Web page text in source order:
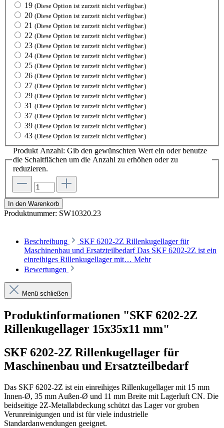
19 (Diese Option ist zurzeit nicht verfügbar.)
20 (Diese Option ist zurzeit nicht verfügbar.)
21 (Diese Option ist zurzeit nicht verfügbar.)
22 (Diese Option ist zurzeit nicht verfügbar.)
23 (Diese Option ist zurzeit nicht verfügbar.)
24 (Diese Option ist zurzeit nicht verfügbar.)
25 (Diese Option ist zurzeit nicht verfügbar.)
26 (Diese Option ist zurzeit nicht verfügbar.)
27 (Diese Option ist zurzeit nicht verfügbar.)
29 (Diese Option ist zurzeit nicht verfügbar.)
31 (Diese Option ist zurzeit nicht verfügbar.)
37 (Diese Option ist zurzeit nicht verfügbar.)
39 (Diese Option ist zurzeit nicht verfügbar.)
43 (Diese Option ist zurzeit nicht verfügbar.)
Produkt Anzahl: Gib den gewünschten Wert ein oder benutze
die Schaltflächen um die Anzahl zu erhöhen oder zu
reduzieren.
In den Warenkorb
Produktnummer: SW10320.23
Beschreibung
SKF 6202-2Z Rillenkugellager für
Maschinenbau und Ersatzteilbedarf Das SKF 6202-2Z ist ein
einreihiges Rillenkugellager mit… Mehr
Bewertungen
Menü schließen
Produktinformationen "SKF 6202-2Z
Rillenkugellager 15x35x11 mm"
SKF 6202-2Z Rillenkugellager für
Maschinenbau und Ersatzteilbedarf
Das SKF 6202-2Z ist ein einreihiges Rillenkugellager mit 15 mm
Innen-Ø, 35 mm Außen-Ø und 11 mm Breite mit Lagerluft CN. Die
beidseitige 2Z-Metallabdeckung schützt das Lager vor groben
Verunreinigungen und ist für viele industrielle
Standardanwendungen geeignet.